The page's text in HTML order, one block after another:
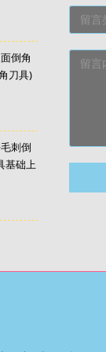
倒角
刀具)
刺倒
基础上